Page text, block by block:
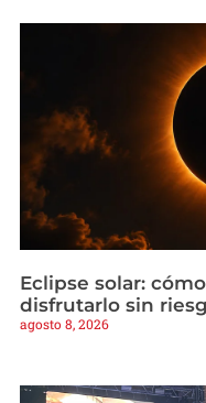
Eclipse solar:
disfrutarlo sin
agosto 8, 2026